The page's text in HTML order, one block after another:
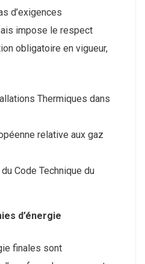
d’exigences
impose le respect
obligatoire en vigueur,
Thermiques dans
relative aux gaz
Code Technique du
d’énergie
finales sont